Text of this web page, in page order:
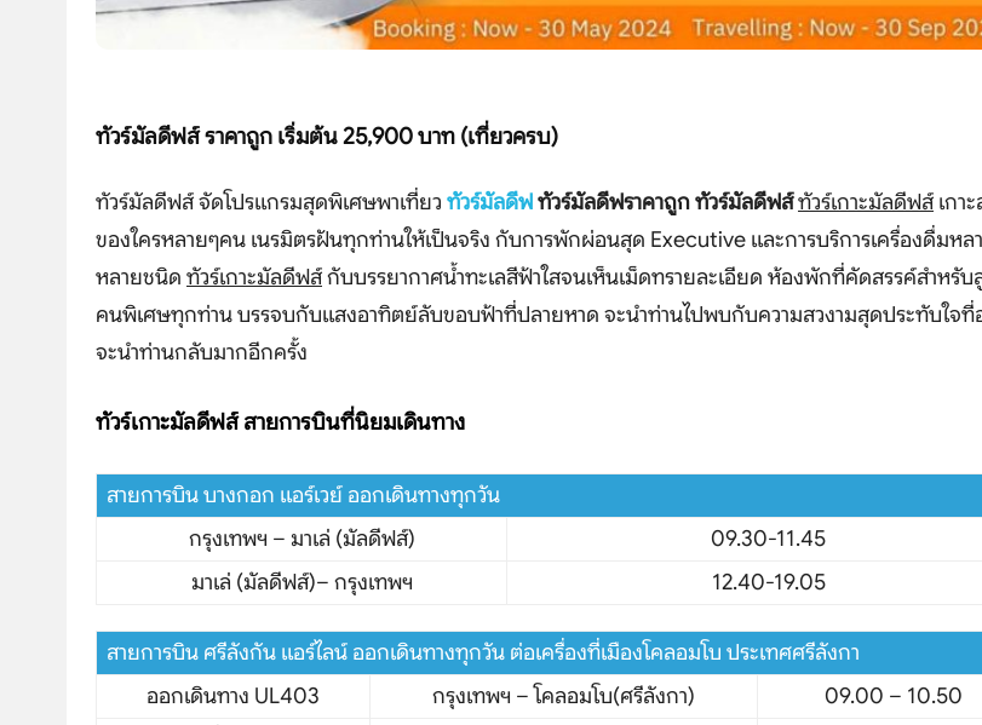
ทัวร์มัลดีฟส์ ราคาถูก เริ่มต้น 25,900 บาท (เที่ยวครบ)
ทัวร์มัลดีฟส์ จัดโปรแกรมสุดพิเศษพาเที่ยว ทัวร์มัลดีฟทัวร์มัลดีฟราคาถูกทัวร์มัลดีฟส์ทัวร์เกาะมัลดีฟส์ เกา
ของใครหลายๆคน เนรมิตรฝันทุกท่านให้เป็นจริง กับการพักผ่อนสุด Executive และการบริการเครื่องดื่มหล
หลายชนิด ทัวร์เกาะมัลดีฟส์กับบรรยากาศน้ำทะเลสีฟ้าใสจนเห็นเม็ดทรายละเอียด ห้องพักที่คัดสรรค์สำหรับ
คนพิเศษทุกท่าน บรรจบกับแสงอาทิตย์ลับขอบฟ้าที่ปลายหาด จะนำท่านไปพบกับความสวงามสุดประทับใจที่
จะนำท่านกลับมากอีกครั้ง
ทัวร์เกาะมัลดีฟส์ สายการบินที่นิยมเดินทาง
สายการบิน บางกอก แอร์เวย์ ออกเดินทางทุกวัน
กรุงเทพฯ – มาเล่ (มัลดีฟส์)
09.30-11.45
มาเล่ (มัลดีฟส์)– กรุงเทพฯ
12.40-19.05
สายการบิน ศรีลังกัน แอร์ไลน์ ออกเดินทางทุกวัน ต่อเครื่องที่เมืองโคลอมโบ ประเทศศรีลังกา
ออกเดินทาง UL403
กรุงเทพฯ – โคลอมโบ(ศรีลังกา)
09.00 – 10.50